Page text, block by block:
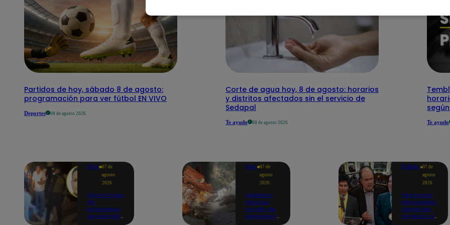
Partidos de hoy, sábado 8 de agosto:
programación para ver fútbol EN VIVO
Deportes 08 de agosto 2026
Corte de agua hoy, 8 de agosto: horarios
y distritos afectados sin el servicio de
Sedapal
Te ayudo 08 de agosto 2026 Te ayudo
Perú 07 de
agosto
2026
Giro en caso
de
empresario
secuestrado
Perú 07 de
agosto
2026
Gobierno
anuncia
estado de
emergencia
Política 07 de
agosto
2026
Elecciones
Municipales:
presentan
proyecto de